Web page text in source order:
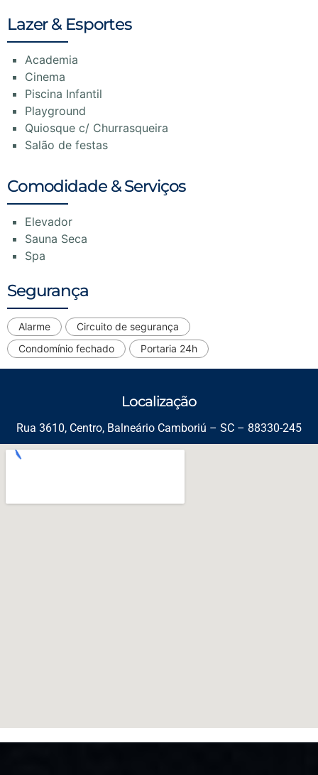
Lazer & Esportes
Academia
Cinema
Piscina Infantil
Playground
Quiosque c/ Churrasqueira
Salão de festas
Comodidade & Serviços
Elevador
Sauna Seca
Spa
Segurança
Alarme
Circuito de segurança
Condomínio fechado
Portaria 24h
Localização
Rua 3610, Centro, Balneário Camboriú – SC – 88330-245